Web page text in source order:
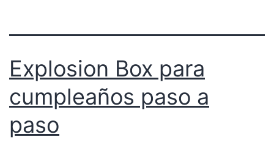
Explosion Box para
cumpleaños paso a
paso